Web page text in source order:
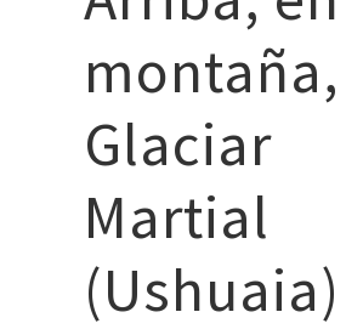
Glaciar
Martial
(Ushuaia)